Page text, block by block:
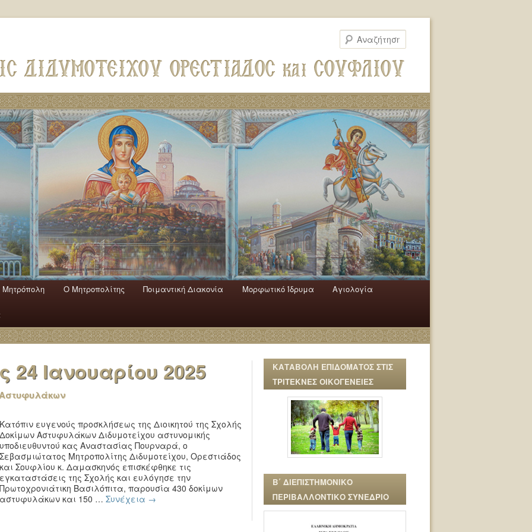
Mητρόπολη Ο Mητροπολίτης Ποιμαντική Διακονία Μορφωτικό Ίδρυμα Αγιολογία
24 Ιανουαρίου 2025
Κατόπιν ευγενούς προσκλήσεως της Διοικητού της Σχολής
Δοκίμων Αστυφυλάκων Διδυμοτείχου αστυνομικής
υποδιευθυντού κας Αναστασίας Πουρναρά, ο
Σεβασμιώτατος Μητροπολίτης Διδυμοτείχου, Ορεστιάδος
και Σουφλίου κ. Δαμασκηνός επισκέφθηκε τις
εγκαταστάσεις της Σχολής και ευλόγησε την
Πρωτοχρονιάτικη Βασιλόπιτα, παρουσία 430 δοκίμων
αστυφυλάκων και 150 … Συνέχεια →
ΚΑΤΑΒΟΛΗ ΕΠΙΔΟΜΑΤΟΣ ΣΤΙΣ
ΤΡΙΤΕΚΝΕΣ ΟΙΚΟΓΕΝΕΙΕΣ
Β΄ ΔΙΕΠΙΣΤΗΜΟΝΙΚΟ
ΠΕΡΙΒΑΛΛΟΝΤΙΚΟ ΣΥΝΕΔΡΙΟ